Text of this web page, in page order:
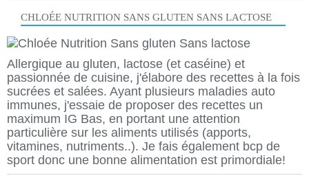
CHLOÉE NUTRITION SANS GLUTEN SANS LACTOSE
Allergique au gluten, lactose (et caséine) et
passionnée de cuisine, j'élabore des recettes à la fois
sucrées et salées. Ayant plusieurs maladies auto
immunes, j'essaie de proposer des recettes un
maximum IG Bas, en portant une attention
particulière sur les aliments utilisés (apports,
vitamines, nutriments..). Je fais également bcp de
sport donc une bonne alimentation est primordiale!